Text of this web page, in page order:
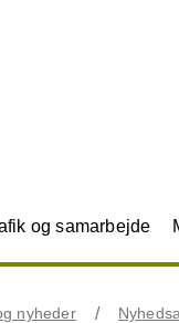
og samarbejde
nyheder